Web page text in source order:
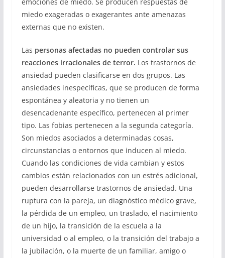
emociones de miedo. Se producen respuestas de
miedo exageradas o exagerantes ante amenazas
externas que no existen.
Las personas afectadas no pueden controlar sus
reacciones irracionales de terror. Los trastornos de
ansiedad pueden clasificarse en dos grupos. Las
ansiedades inespecíficas, que se producen de forma
espontánea y aleatoria y no tienen un
desencadenante específico, pertenecen al primer
tipo. Las fobias pertenecen a la segunda categoría.
Son miedos asociados a determinadas cosas,
circunstancias o entornos que inducen al miedo.
Cuando las condiciones de vida cambian y estos
cambios están relacionados con un estrés adicional,
pueden desarrollarse trastornos de ansiedad. Una
ruptura con la pareja, un diagnóstico médico grave,
la pérdida de un empleo, un traslado, el nacimiento
de un hijo, la transición de la escuela a la
universidad o al empleo, o la transición del trabajo a
la jubilación, o la muerte de un familiar, amigo o